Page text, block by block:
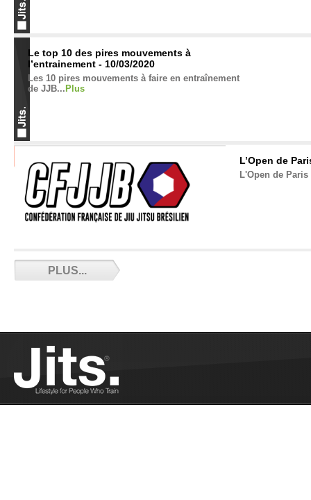
Le top 10 des pires mouvements à
l’entrainement - 10/03/2020
Les 10 pires mouvements à faire en entraînement
de JJB... Plus
L’Open de
L'Open de
5 Conseils pour transformer son corps -
09/26/2020
Un projet commun pour le grappling à
Montpellier - 09/25/2020
Interview de Jean Claude Luccioni. Nous parlons
PLUS...